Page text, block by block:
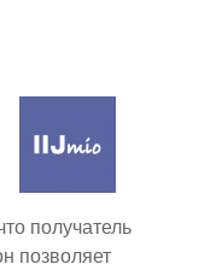
получатель
позволяет